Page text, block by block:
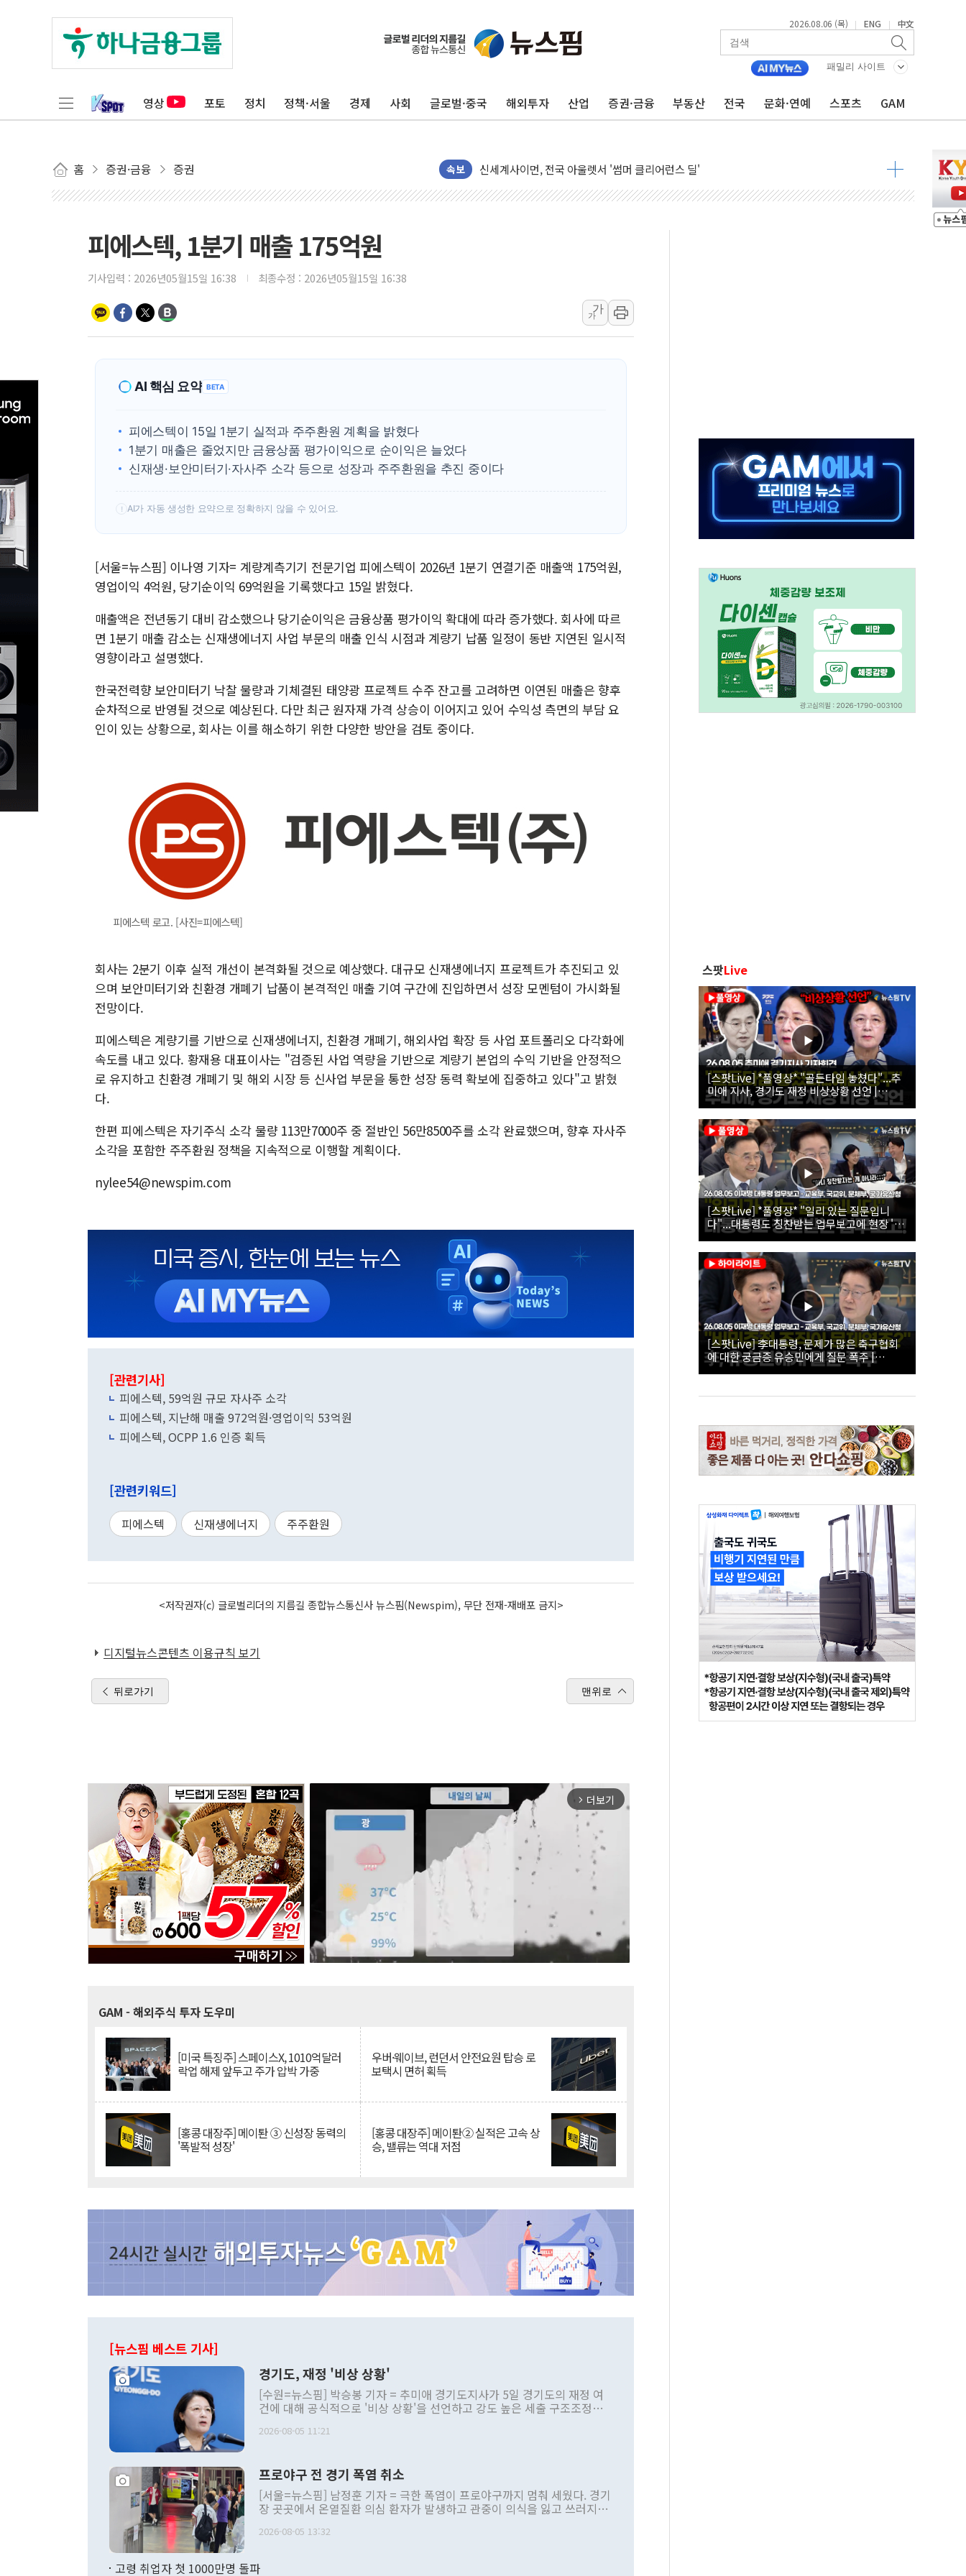
2026.08.06 (목) | ENG | 中文
패밀리 사이트
영상 포토 정치 정책·서울 경제 사회 글로벌·중국 해외투자 산업 증권·금융 부동산 전국 문화·연예 스포츠 GAM
홈 증권·금융 증권 속보
예멘 후티 반군 "아덴만서 사우디 유조선 '데이지'호 미사일 공격"
오뚜기, 제주 특산물 담은 프리미엄 드립 커피 2종 내놔
외국인 국내 주식 316억달러 팔았지만, 6월 경상수지 497.3억달러 흑자
트럼프 "이란과의 합의 선호…사람 죽이는 일 원치 않아"
LF 아떼, 미국 매출 42배 '점프'…K-뷰티 신규 전략시장 안착
공개 사의 정성호에 "잘 버티라" 만류한 李대통령…"형소법 보완 방법 찾아달라" 주문도
[금/유가] 국채금리 하락·이란 협상 기대에 금값 4% 급등…유가 혼조
[장욱희의 중장년 취업에세이] 여성 근로자, 육아로 경력 단절…기업 인재 전략 재정립 필요
[오늘날씨] 한낮 39도 폭염 계속…전북·제주 비소식
G80 누유·아반떼 화재 발생 가능성…4개 업체 51만여대 리콜
[채권/외환] 미 국채금리·달러 동반 하락…유가 안정에 9월 금리 인상 기대 '후퇴'
트럼프 행정부, 폴리실리콘 파생제품에 15% 관세 부과 추진
피에스텍, 1분기 매출 175억원
기사입력 : 2026년05월15일 16:38 최종수정 : 2026년05월15일 16:38
가
가
AI 핵심 요약 BETA
피에스텍이 15일 1분기 실적과 주주환원 계획을 밝혔다
1분기 매출은 줄었지만 금융상품 평가이익으로 순이익은 늘었다
신재생·보안미터기·자사주 소각 등으로 성장과 주주환원을 추진 중이다
! AI가 자동 생성한 요약으로 정확하지 않을 수 있어요.
[서울=뉴스핌] 이나영 기자= 계량계측기기 전문기업 피에스텍이 2026년 1분기 연결기준 매출액 175억원,
영업이익 4억원, 당기순이익 69억원을 기록했다고 15일 밝혔다.
매출액은 전년동기 대비 감소했으나 당기순이익은 금융상품 평가이익 확대에 따라 증가했다. 회사에 따르
면 1분기 매출 감소는 신재생에너지 사업 부문의 매출 인식 시점과 계량기 납품 일정이 동반 지연된 일시적
영향이라고 설명했다.
한국전력향 보안미터기 낙찰 물량과 기체결된 태양광 프로젝트 수주 잔고를 고려하면 이연된 매출은 향후
순차적으로 반영될 것으로 예상된다. 다만 최근 원자재 가격 상승이 이어지고 있어 수익성 측면의 부담 요
인이 있는 상황으로, 회사는 이를 해소하기 위한 다양한 방안을 검토 중이다.
피에스텍 로고. [사진=피에스텍]
회사는 2분기 이후 실적 개선이 본격화될 것으로 예상했다. 대규모 신재생에너지 프로젝트가 추진되고 있
으며 보안미터기와 친환경 개폐기 납품이 본격적인 매출 기여 구간에 진입하면서 성장 모멘텀이 가시화될
전망이다.
피에스텍은 계량기를 기반으로 신재생에너지, 친환경 개폐기, 해외사업 확장 등 사업 포트폴리오 다각화에
속도를 내고 있다. 황재용 대표이사는 "검증된 사업 역량을 기반으로 계량기 본업의 수익 기반을 안정적으
로 유지하고 친환경 개폐기 및 해외 시장 등 신사업 부문을 통한 성장 동력 확보에 집중하고 있다"고 밝혔
다.
한편 피에스텍은 자기주식 소각 물량 113만7000주 중 절반인 56만8500주를 소각 완료했으며, 향후 자사주
소각을 포함한 주주환원 정책을 지속적으로 이행할 계획이다.
nylee54@newspim.com
[관련기사]
피에스텍, 59억원 규모 자사주 소각
피에스텍, 지난해 매출 972억원·영업이익 53억원
피에스텍, OCPP 1.6 인증 획득
[관련키워드]
피에스텍 신재생에너지 주주환원
<저작권자(c) 글로벌리더의 지름길 종합뉴스통신사 뉴스핌(Newspim), 무단 전재-재배포 금지>
디지털뉴스콘텐츠 이용규칙 보기
뒤로가기 맨위로
arrow_forward_ios 더보기
GAM - 해외주식 투자 도우미
[미국 특징주] 스페이스X, 1010억달러
락업 해제 앞두고 주가 압박 가중
우버·웨이브, 런던서 안전요원 탑승 로
보택시 면허 획득
[홍콩 대장주] 메이퇀 ③ 신성장 동력의
'폭발적 성장'
[홍콩 대장주] 메이퇀② 실적은 고속 상
승, 밸류는 역대 저점
[뉴스핌 베스트 기사]
경기도, 재정 '비상 상황'
[수원=뉴스핌] 박승봉 기자 = 추미애 경기도지사가 5일 경기도의 재정 여
건에 대해 공식적으로 '비상 상황'을 선언하고 강도 높은 세출 구조조정과
미애 경기도지사가 5일 경기도의 재정 여건에 대해 공식적으로 '비상 상
에서 기자회견을 열고 "경기도는 지금 새로운 공약사업을 추진하기는커녕
이미 진행 중인 민생 사업조차 온전히 유지하기 어려운 지경에 이르렀
다"며 "지금 결단하지 않으면 2~3년 뒤 채무를 갚기 위해 또다시 지방채를
발행하는 악순환에 빠질 수 있어 '경기도 재정 비상 상황'을 선언한다"고 밝
혔다. 도에 따르면 민선 8기 당시 경기도는 재정 부족을 이유로 노인장기요
월분만 편성한 것으로 나타났다. 이에 따라 올해에만 약 7700억 원 규모의
2026-08-05 11:21
프로야구 전 경기 폭염 취소
[서울=뉴스핌] 남정훈 기자 = 극한 폭염이 프로야구까지 멈춰 세웠다. 경기
장 곳곳에서 온열질환 의심 환자가 발생하고 관중이 의식을 잃고 쓰러지는
고 긴급 대책 마련에 나섰다. KBO는 5일과 6일 예정됐던 2026 신한 SOL
2026-08-05 13:32
고령 취업자 첫 1000만명 돌파
스팟Live
[스팟Live] *풀영상* "골든타임 놓쳤다"...추
미애 지사, 경기도 재정 비상상황 선언 |
26.08.05 추미애 경기지사 기자회견
[스팟Live] *풀영상* "일리 있는 질문입니
다"...대통령도 칭찬받는 업무보고에 현장 '빵'
| 26.08.05 이재명 대통령 업무보고 - 교육부,
국교위, 문체부, 국가유산청
[스팟Live] 李대통령, 문제가 많은 축구협회
에 대한 궁금증 유승민에게 질문 폭주 |
26.08.05 이재명 대통령 업무보고 - 교육부, 국